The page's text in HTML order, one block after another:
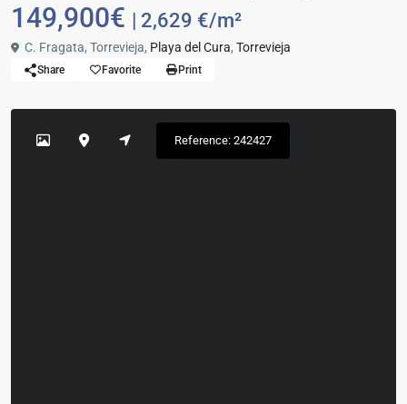
149,900€ | 2,629 €/m²
C. Fragata, Torrevieja, Playa del Cura, Torrevieja
Share Favorite Print
Reference: 242427